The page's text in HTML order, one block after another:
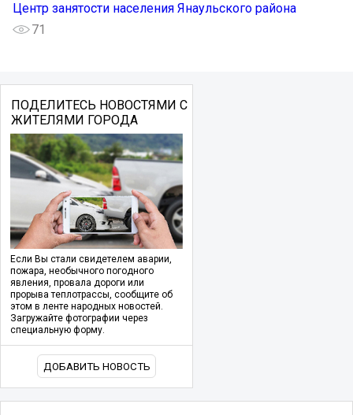
Центр занятости населения Янаульского района
71
ПОДЕЛИТЕСЬ НОВОСТЯМИ С
ЖИТЕЛЯМИ ГОРОДА
Если Вы стали свидетелем аварии,
пожара, необычного погодного
явления, провала дороги или
прорыва теплотрассы, сообщите об
этом в ленте народных новостей.
Загружайте фотографии через
специальную форму.
ДОБАВИТЬ НОВОСТЬ